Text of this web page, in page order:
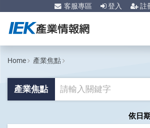
客服專區 登入 註
Home 產業焦點
產業焦點
依日